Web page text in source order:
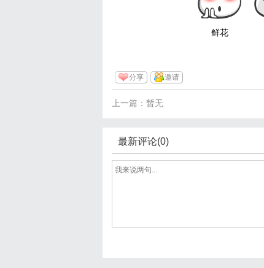
鲜花
分享 邀请
上一篇：暂无
最新评论(0)